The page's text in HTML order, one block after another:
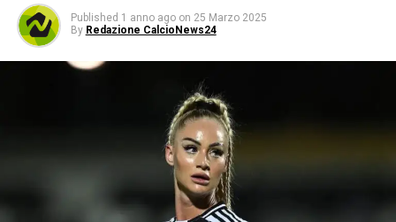
Published 1 anno ago on 25 Marzo 2025
By Redazione CalcioNews24